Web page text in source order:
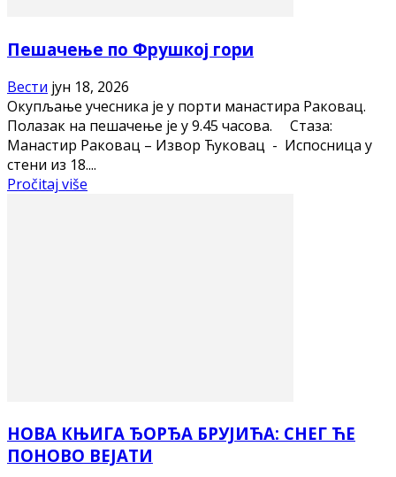
Пешачење по Фрушкој гори
Вести јун 18, 2026
Окупљање учесника је у порти манастира Раковац.
Полазак на пешачење је у 9.45 часова. Стаза:
Манастир Раковац – Извор Ћуковац - Испосница у
стени из 18....
Pročitaj više
НОВА КЊИГА ЂОРЂА БРУЈИЋА: СНЕГ ЋЕ
ПОНОВО ВЕЈАТИ